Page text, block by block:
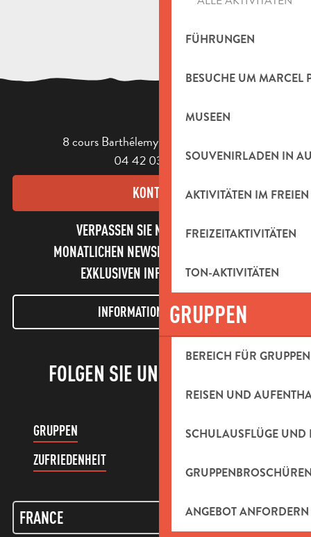
FÜHRUNGEN
BESUCHE UM MARCEL
MUSEEN
SOUVENIRLADEN IN
AKTIVITÄTEN IM FREIEN
FREIZEITAKTIVITÄTEN
TON-AKTIVITÄTEN
GRUPPEN
BEREICH FÜR GRUPPEN
REISEN UND
SCHULAUSFLÜGE UND
ANGEBOT ANFORDERN
8 cours Barthélemy - 13400 Aubagne
04 42 03 49 98
KONTAKT
VERPASSEN SIE NICHT UNSEREN
MONATLICHEN NEWSLETTER UND UNSERE
EXKLUSIVEN INFORMATIONEN!
INFORMATIONEN LETTER
FOLGEN SIE UNS!
GRUPPEN
KUNDENKONTO
ZUFRIEDENHEIT